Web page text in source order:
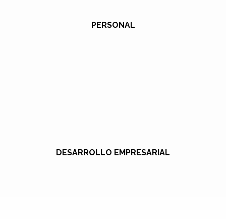
PERSONAL
DESARROLLO EMPRESARIAL